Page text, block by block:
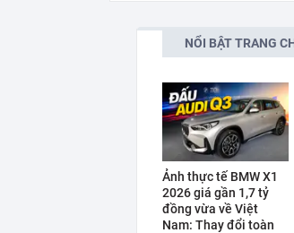
NỔI BẬT TRANG
Ảnh thực tế BMW X1
2026 giá gần 1,7 tỷ
đồng vừa về Việt
Nam: Thay đổi toàn